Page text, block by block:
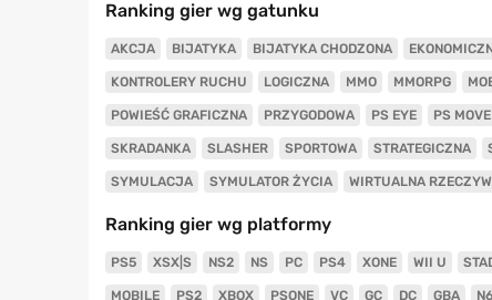
Ranking gier wg gatunku
AKCJA BIJATYKA BIJATYKA CHODZONA
KONTROLERY RUCHU LOGICZNA MMO MMORPG
POWIEŚĆ GRAFICZNA PRZYGODOWA PS EYE PS MOVE
SKRADANKA SLASHER SPORTOWA STRATEGICZNA
SYMULACJA SYMULATOR ŻYCIA WIRTUALNA
Ranking gier wg platformy
PS5 XSX|S NS2 NS PC PS4 XONE WII U
MOBILE PS2 XBOX PSONE VC GC DC GBA